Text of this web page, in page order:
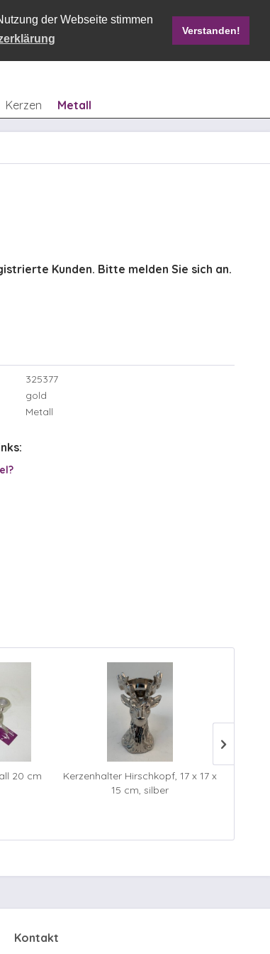
der Webseite stimmen
Verstanden!
0,00 € *
Kerzen Metall
Kunden. Bitte melden Sie sich an.
325377
gold
Metall
20 cm
Kerzenhalter Hirschkopf, 17 x 17 x
15 cm, silber
Kontakt